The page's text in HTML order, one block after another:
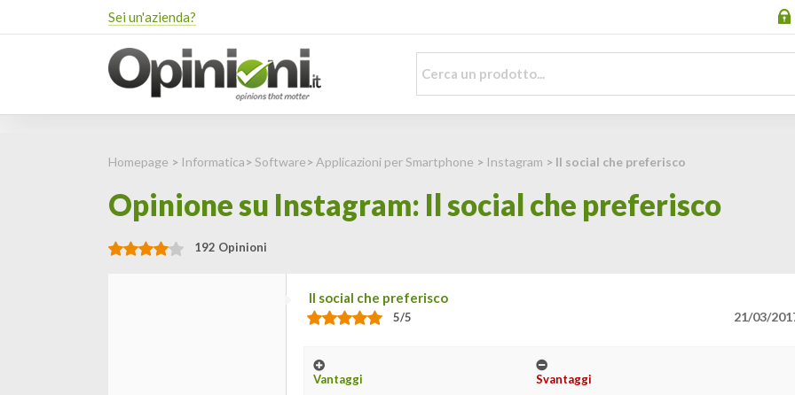
Sei un'azienda?
Homepage > Informatica>Software> Applicazioni per Smartphone > Instagram > Il social che preferisco
Opinione su Instagram: Il social che preferisco
192 Opinioni
Il social che preferisco
5/5 21/03/
Vantaggi
Svantaggi